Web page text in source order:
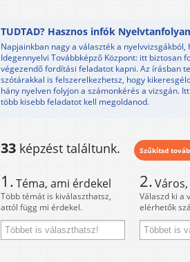
TUDTAD? Hasznos infók
Napjainkban nagy a választék a
Idegennyelvi Továbbképző Központ: itt biztosan
végezendő fordítási feladatot kapni. Az írásban
szótárakkal is felszerelkezhetsz, hogy
hány nyelven folyjon a számonkérés a vizsgán.
több kisebb feladatot kell megoldanod.
33 képzést találtunk. Szűkítsd
1.Téma, ami érdekel
Több témát is kiválaszthatsz,
attól függ mi érdekel.
2.
Válaszd ki a
elérhetők